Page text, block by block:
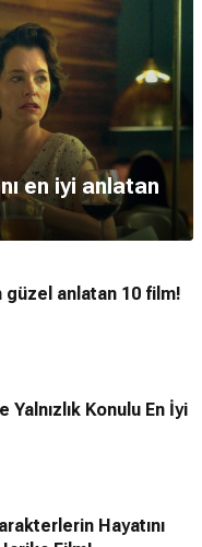
en iyi anlatan
güzel anlatan 10 film!
Yalnızlık Konulu En İyi
Hayatını